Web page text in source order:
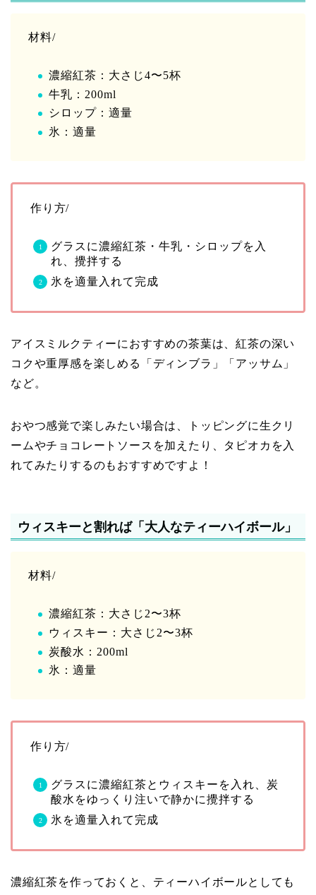
材料/
濃縮紅茶：大さじ4〜5杯
牛乳：200ml
シロップ：適量
氷：適量
作り方/
グラスに濃縮紅茶・牛乳・シロップを入
れ、攪拌する
氷を適量入れて完成
アイスミルクティーにおすすめの茶葉は、紅茶の深い
コクや重厚感を楽しめる「ディンブラ」「アッサム」
など。
おやつ感覚で楽しみたい場合は、トッピングに生クリ
ームやチョコレートソースを加えたり、タピオカを入
れてみたりするのもおすすめですよ！
ウィスキーと割れば「大人なティーハイボール」
材料/
濃縮紅茶：大さじ2〜3杯
ウィスキー：大さじ2〜3杯
炭酸水：200ml
氷：適量
作り方/
グラスに濃縮紅茶とウィスキーを入れ、炭
酸水をゆっくり注いで静かに攪拌する
氷を適量入れて完成
濃縮紅茶を作っておくと、ティーハイボールとしても